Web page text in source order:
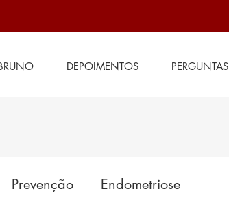
DEPOIMENTOS PERGUNTAS
Prevenção Endometriose